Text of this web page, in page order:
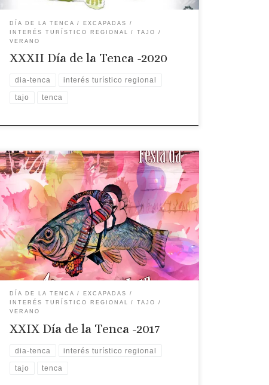
DÍA DE LA TENCA
EXCAPADAS
INTERÉS TURÍSTICO REGIONAL
TAJO
VERANO
XXXII Día de la Tenca -2020
dia-tenca interés turístico regional
tajo tenca
Fecha: 26 de agosto Hora: 11:00 Lugar: Arroyo de
la Luz Descripción: La Fiesta de la Tenca,
declarada de Interés Turístico Gastronómico de
Extremadura, se celebrará este año en Arroyo de
la Luz el próximo 26 de agosto. Aquí tendrás toda
la información sobre la edición de este año:
programa de […]
DÍA DE LA TENCA
EXCAPADAS
INTERÉS TURÍSTICO REGIONAL
TAJO
VERANO
XXIX Día de la Tenca -2017
dia-tenca interés turístico regional
tajo tenca